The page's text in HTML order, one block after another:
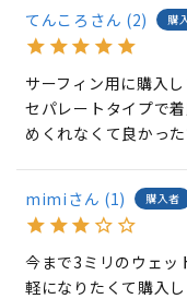
てんころ 2 購
サーフィン用に購入し
セパレートタイプで
めくれなくて良かった
mimi 1 購入者
今まで3ミリのウェッ
軽になりたくて購入